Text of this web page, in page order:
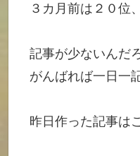
３カ月前は２０位
記事が少ないんだ
がんばれば一日一
昨日作った記事は